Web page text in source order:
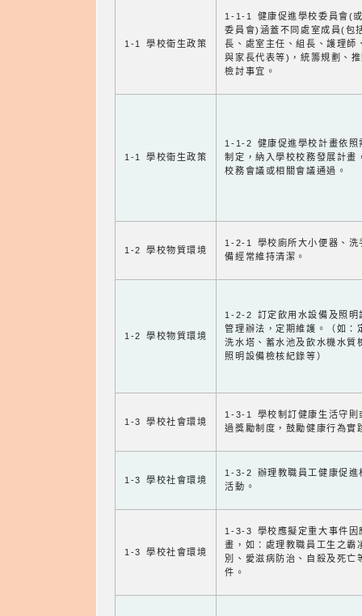
1-1 學校衛生政策
1-1-1 健康促進學校委員會(
委員會)涵蓋不同處室成員(包
長、處室主任、組長、護理師
與家長代表等)，統籌規劃、
檢討事宜。
1-1 學校衛生政策
1-1-2 健康促進學校計畫依照
制定，納入學校校務發展計畫
校務會議或相關會議通過。
1-2 學校物質環境
1-2-1 學校廁所大小便器、洗
備經常維持清潔。
1-2 學校物質環境
1-2-2 訂定飲用水設備及照明
管理辦法，定期維護。（如：
洗水塔、蓄水池及飲水機水質
照明設備檢核紀錄等）
1-3 學校社會環境
1-3-1 學校制訂健康生活守則
過獎勵制度，鼓勵健康行為實
1-3 學校社會環境
1-3-2 辦理教職員工健康促進
活動。
1-3 學校社會環境
1-3-3 學校應擬定重大事件因
畫，如：處理教職員工生之霸
別、愛滋病防治、自殺及死亡
件。